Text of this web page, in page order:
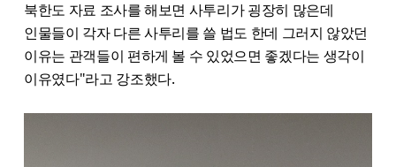
북한도 자료 조사를 해보면 사투리가 굉장히 많은데
인물들이 각자 다른 사투리를 쓸 법도 한데 그러지 않았던
이유는 관객들이 편하게 볼 수 있었으면 좋겠다는 생각이
이유였다"라고 강조했다.